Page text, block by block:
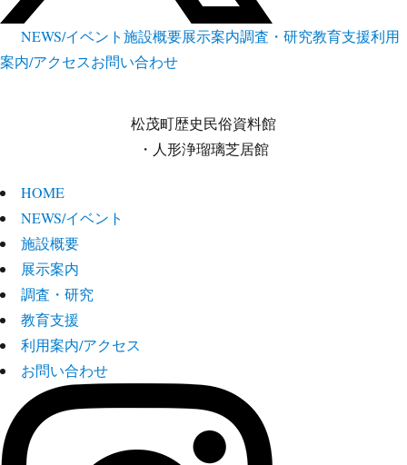
NEWS/イベント施設概要展示案内調査・研究教育支援利用
案内/アクセスお問い合わせ
松茂町歴史民俗資料館
・人形浄瑠璃芝居館
HOME
NEWS/イベント
施設概要
展示案内
調査・研究
教育支援
利用案内/アクセス
お問い合わせ